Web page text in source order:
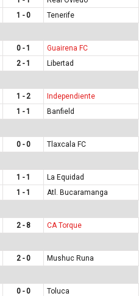
1 - 0
Tenerife
0 - 1
Guairena FC
2 - 1
Libertad
1 - 2
Independiente
1 - 1
Banfield
0 - 0
Tlaxcala FC
1 - 1
La Equidad
1 - 1
Atl. Bucaramanga
2 - 8
CA Torque
2 - 0
Mushuc Runa
0 - 0
Toluca